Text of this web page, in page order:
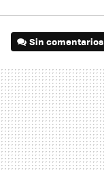
Sin comentarios